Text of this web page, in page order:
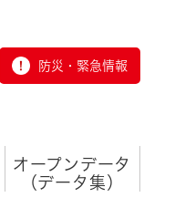
防災・緊急情報
オープンデータ
（データ集）